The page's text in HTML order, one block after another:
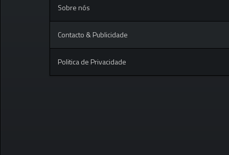
Sobre nós
Contacto & Publicidade
Politica de Privacidade